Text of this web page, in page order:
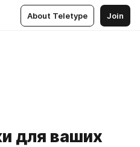
About Teletype Join
для ваших